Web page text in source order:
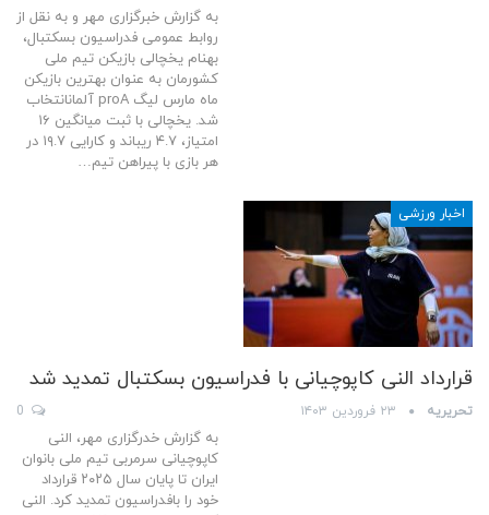
به گزارش خبرگزاری مهر و به نقل از
روابط عمومی فدراسیون بسکتبال،
بهنام یخچالی بازیکن تیم ملی
کشورمان به عنوان بهترین بازیکن
ماه مارس لیگ proA آلمانانتخاب
شد. یخچالی با ثبت میانگین ۱۶
امتیاز، ۴.۷ ریباند و کارایی ۱۹.۷ در
هر بازی با پیراهن تیم…
اخبار ورزشی
قرارداد النی کاپوچیانی با فدراسیون بسکتبال تمدید شد
تحریریه ۲۳ فروردین ۱۴۰۳
به گزارش خدرگزاری مهر، النی
کاپوچیانی سرمربی تیم ملی بانوان
ایران تا پایان سال ۲۰۲۵ قرارداد
خود را بافدراسیون تمدید کرد. النی